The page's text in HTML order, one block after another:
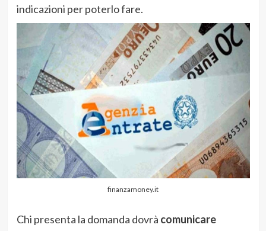
indicazioni per poterlo fare.
finanzamoney.it
Chi presenta la domanda dovrà comunicare